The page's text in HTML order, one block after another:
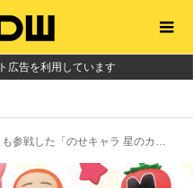
広告を利用しています
「のせキャラ 星のカービィ」第2弾が8月28日に再登場